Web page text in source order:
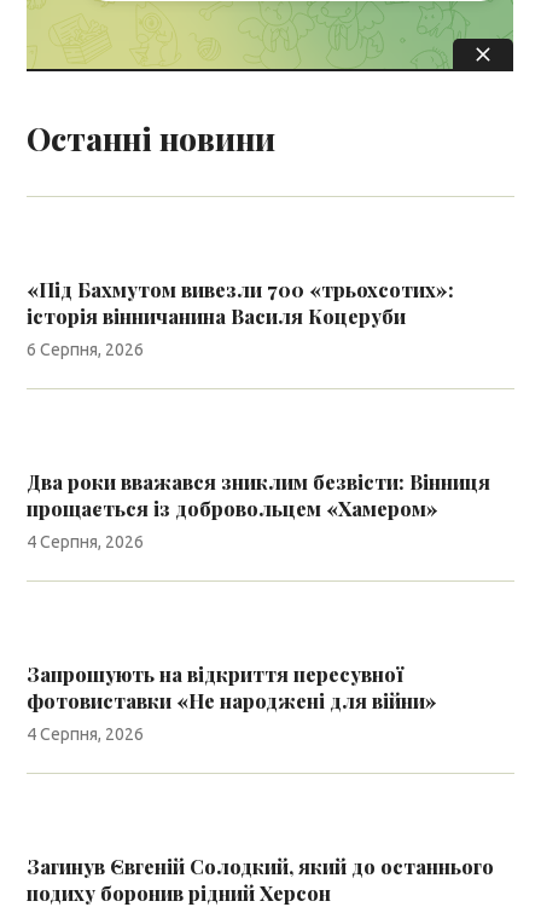
Останні новини
«Під Бахмутом вивезли 700 «трьохсотих»:
історія вінничанина Василя Коцеруби
6 Серпня, 2026
Два роки вважався зниклим безвісти: Вінниця
прощається із добровольцем «Хамером»
4 Серпня, 2026
Запрошують на відкриття пересувної
фотовиставки «Не народжені для війни»
4 Серпня, 2026
Загинув Євгеній Солодкий, який до останнього
подиху боронив рідний Херсон